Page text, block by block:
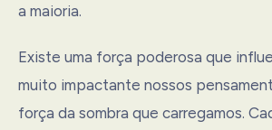
a maioria.
Existe uma força poderosa que
muito impactante nossos
força da sombra que carregamos.